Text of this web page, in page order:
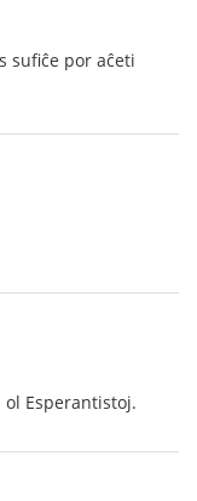
sufiĉe por aĉeti
Esperantistoj.